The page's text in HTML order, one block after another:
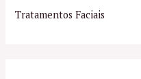
Tratamentos Faciais